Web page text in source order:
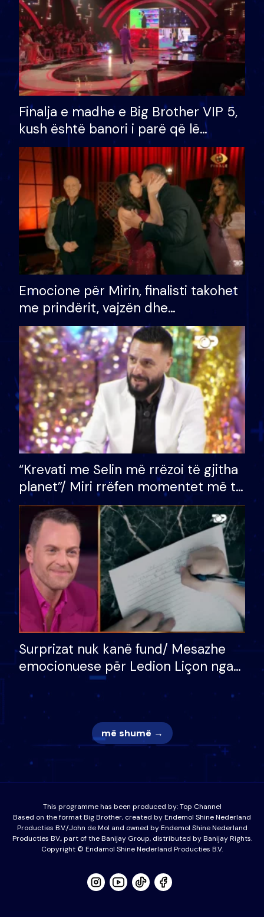
Finalja e madhe e Big Brother VIP 5,
kush është banori i parë që lë
shtëpinë dhe humb mundësinë për
të fituar çmimin e madh
Emocione për Mirin, finalisti takohet
me prindërit, vajzën dhe
bashkëshorten: S’kemi ndonjë letër
divorci apo jo?
“Krevati me Selin më rrëzoi të gjitha
planet”/ Miri rrëfen momentet më të
bukura në shtëpinë e BB VIP: Do më
mungojë zilja e mëngjesit kur…
Surprizat nuk kanë fund/ Mesazhe
emocionuese për Ledion Liçon nga
nëna dhe fëmijët e tij, moderatori
nuk i mban dot lotët: Nuk meritoj…
më shumë →
This programme has been produced by:Top Channel
Based on the format Big Brother, created by Endemol Shine Nederland
Producties B.V./John de Mol and owned by Endemol Shine Nederland
Producties BV., part of the Banijay Group, distributed by Banijay Rights.
Copyright © Endamol Shine Nederland Producties B.V.